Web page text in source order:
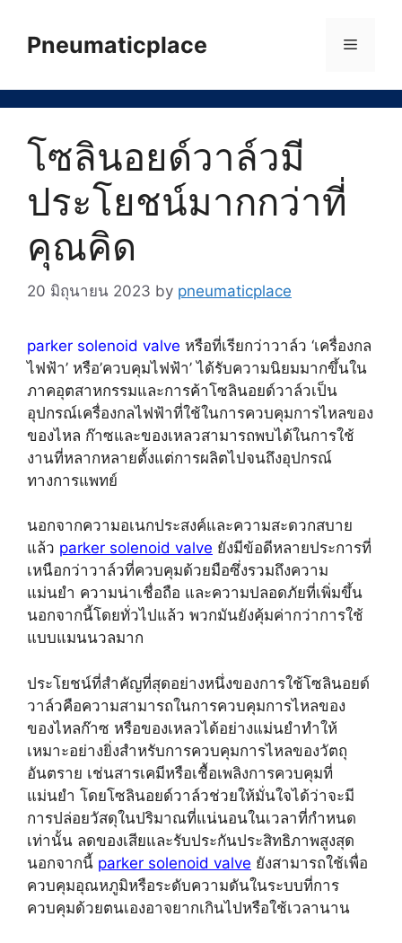
contentPneumaticplace Menu
โซลินอยด์วาล์วมี
ประโยชน์มากกว่าที่
คุณคิด
20 มิถุนายน 2023 by pneumaticplace
parker solenoid valve หรือที่เรียกว่าวาล์ว ‘เครื่องกล
ไฟฟ้า’ หรือ’ควบคุมไฟฟ้า’ ได้รับความนิยมมากขึ้นใน
ภาคอุตสาหกรรมและการค้าโซลินอยด์วาล์วเป็น
อุปกรณ์เครื่องกลไฟฟ้าที่ใช้ในการควบคุมการไหลของ
ของไหล ก๊าซและของเหลวสามารถพบได้ในการใช้
งานที่หลากหลายตั้งแต่การผลิตไปจนถึงอุปกรณ์
ทางการแพทย์
นอกจากความอเนกประสงค์และความสะดวกสบาย
แล้ว parker solenoid valve ยังมีข้อดีหลายประการที่
เหนือกว่าวาล์วที่ควบคุมด้วยมือซึ่งรวมถึงความ
แม่นยำ ความน่าเชื่อถือ และความปลอดภัยที่เพิ่มขึ้น
นอกจากนี้โดยทั่วไปแล้ว พวกมันยังคุ้มค่ากว่าการใช้
แบบแมนนวลมาก
ประโยชน์ที่สำคัญที่สุดอย่างหนึ่งของการใช้โซลินอยด์
วาล์วคือความสามารถในการควบคุมการไหลของ
ของไหลก๊าซ หรือของเหลวได้อย่างแม่นยำทำให้
เหมาะอย่างยิ่งสำหรับการควบคุมการไหลของวัตถุ
อันตราย เช่นสารเคมีหรือเชื้อเพลิงการควบคุมที่
แม่นยำ โดยโซลินอยด์วาล์วช่วยให้มั่นใจได้ว่าจะมี
การปล่อยวัสดุในปริมาณที่แน่นอนในเวลาที่กำหนด
เท่านั้น ลดของเสียและรับประกันประสิทธิภาพสูงสุด
นอกจากนี้ parker solenoid valve ยังสามารถใช้เพื่อ
ควบคุมอุณหภูมิหรือระดับความดันในระบบที่การ
ควบคุมด้วยตนเองอาจยากเกินไปหรือใช้เวลานาน